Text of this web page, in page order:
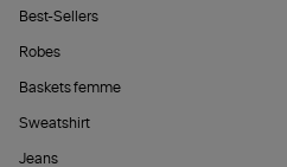
Best-Sellers
Robes
Baskets femme
Sweatshirt
Jeans